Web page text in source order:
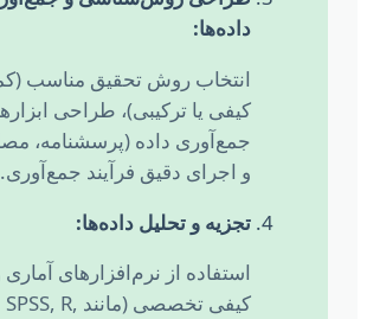
داده‌ها:
انتخاب روش تحقیق مناسب (کمی،
کیفی یا ترکیبی)، طراحی ابزارهای
جمع‌آوری داده (پرسشنامه، مصاحبه)
و اجرای دقیق فرآیند جمع‌آوری.
تجزیه و تحلیل داده‌ها:
استفاده از نرم‌افزارهای آماری و
کیفی تخصصی (مانند SPSS, R,